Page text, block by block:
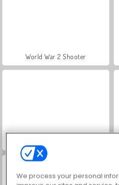
World War 2 Shooter
We process your personal